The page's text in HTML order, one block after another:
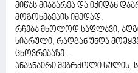
მიწას მიაბარებ და იქიდან
მოგონებების იმედად.
რჩება მხოლოდ საფლავი,
სიარული, რადგან უნდა
ცხოვრებაზე...
ანასნაირი მებრძოლი